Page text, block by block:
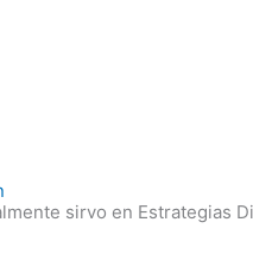
sirvo en Estrategias